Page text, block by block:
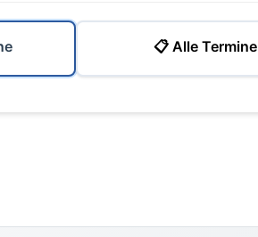
📋 Alle Termine